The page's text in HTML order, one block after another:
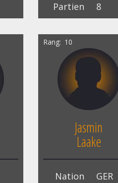
Partien
8
Rang 10
Jasmin
Laake
Nation
GER